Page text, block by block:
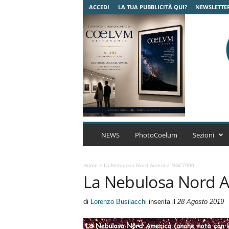
ACCEDI LA TUA PUBBLICITÀ QUI?
C
u
m
A
r
NEWS PhotoCoelum Sezioni
Home > La Nebulosa Nord America NGC7000
La Nebulosa Nord
di Lorenzo Busilacchi inserita il 28 Agosto 2019